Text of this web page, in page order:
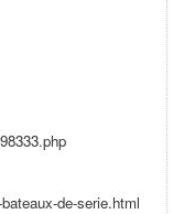
de-serie.html